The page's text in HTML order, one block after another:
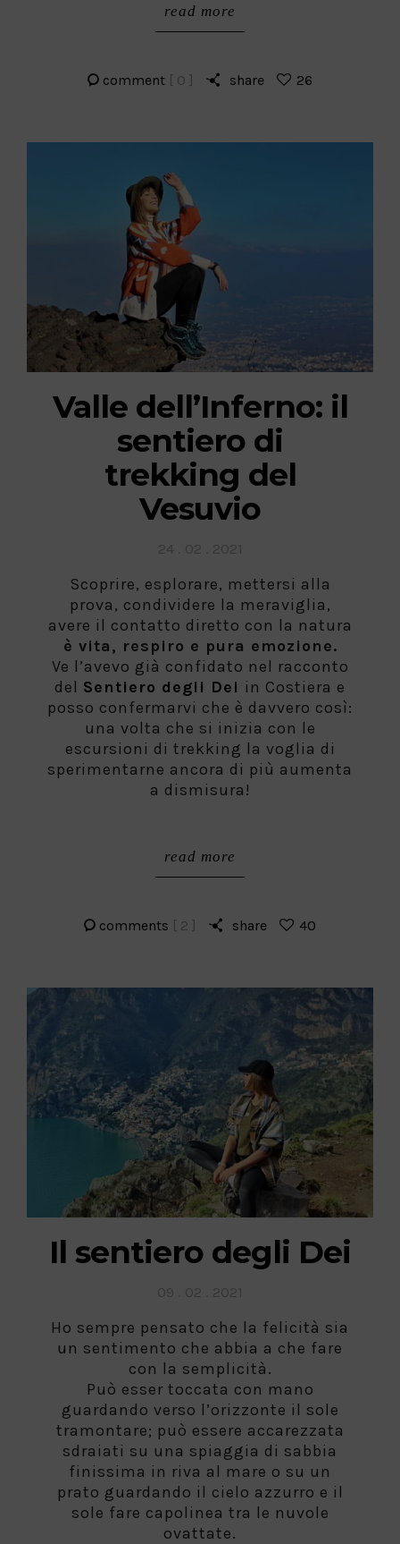
read more
comment [ 0 ] share 26
Valle dell’Inferno: il
sentiero di
trekking del
Vesuvio
Scoprire, esplorare, mettersi alla
prova, condividere la meraviglia,
avere il contatto diretto con la natura
è vita, respiro e pura emozione.
Ve l’avevo già confidato nel racconto
del Sentiero degli Dei in Costiera e
posso confermarvi che è davvero così:
una volta che si inizia con le
escursioni di trekking la voglia di
sperimentarne ancora di più aumenta
a dismisura!
read more
comments [ 2 ] share 40
Il sentiero degli Dei
Ho sempre pensato che la felicità sia
un sentimento che abbia a che fare
con la semplicità.
Può esser toccata con mano
guardando verso l’orizzonte il sole
tramontare; può essere accarezzata
sdraiati su una spiaggia di sabbia
finissima in riva al mare o su un
prato guardando il cielo azzurro e il
sole fare capolinea tra le nuvole
ovattate.